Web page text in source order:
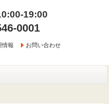
19:00
0001
情報 お問い合わせ